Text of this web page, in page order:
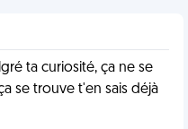
ta curiosité, ça ne se
se trouve t'en sais déjà